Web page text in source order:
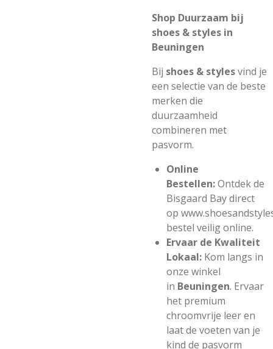
Shop Duurzaam bij
shoes & styles in
Beuningen
Bij shoes & stylesvind je
een selectie van de beste
merken die
duurzaamheid
combineren met
pasvorm.
Online
Bestellen:Ontdek de
Bisgaard Bay direct
op
bestel veilig online.
Ervaar de Kwaliteit
Lokaal: Kom langs in
onze winkel
in Beuningen. Ervaar
het premium
chroomvrije leer en
laat de voeten van je
kind de pasvorm